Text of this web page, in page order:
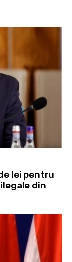
lei pentru
din